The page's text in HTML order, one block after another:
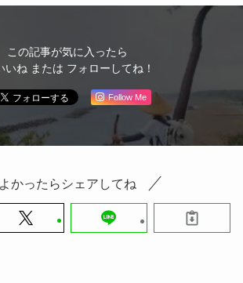
この記事が気に入ったら
いね または フォローしてね！
Follow Me
よかったらシェアしてね